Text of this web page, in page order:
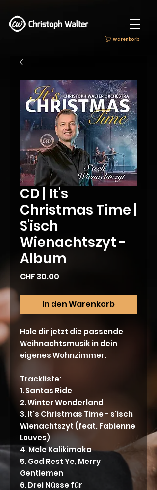
Warenkorb
CD | It's
Christmas Time |
S'isch
Wienachtszyt -
Album
CHF 30.00
In den Warenkorb
Hole dir jetzt die passende
Weihnachtsmusik in dein
eigenes Wohnzimmer.
Trackliste:
1. Santas Ride
2. Winter Wonderland
3. It's Christmas Time - s'isch
Wienachtszyt (feat. Fabienne
Louves)
4. Mele Kalikimaka
5. God Rest Ye, Merry
Gentlemen
6. Drei Nüsse für